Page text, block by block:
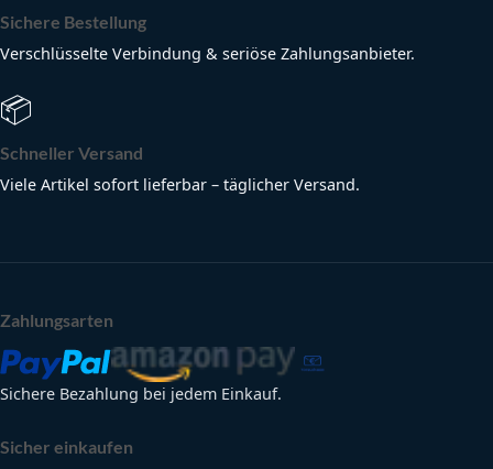
Sichere Bestellung
Verschlüsselte Verbindung & seriöse Zahlungsanbieter.
📦
Schneller Versand
Viele Artikel sofort lieferbar – täglicher Versand.
Zahlungsarten
Sichere Bezahlung bei jedem Einkauf.
Sicher einkaufen